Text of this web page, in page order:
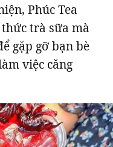
Phúc Tea
trà sữa mà
gặp gỡ bạn bè
việc căng